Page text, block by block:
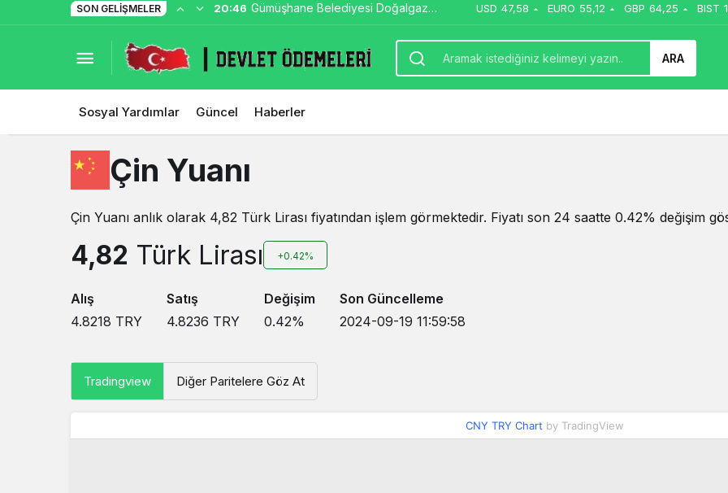
SON GELIŞMELER 20:46 Gümüşhane Belediyesi Doğalgaz USD 47,58 EURO 55,12 GBP 64,25 BIST
ARA
Sosyal Yardımlar Güncel Haberler
Çin Yuanı
Çin Yuanı anlık olarak 4,82 Türk Lirası fiyatından işlem görmektedir. Fiyatı son 24 saatte 0.42% değişim
4,82 Türk Lirası +0.42%
Alış
4.8218 TRY
Satış
4.8236 TRY
Değişim
0.42%
Son Güncelleme
2024-09-19 11:59:58
Tradingview Diğer Paritelere Göz At
CNY TRY Chart by TradingView